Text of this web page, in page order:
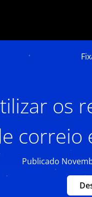
os
correio
Publicado